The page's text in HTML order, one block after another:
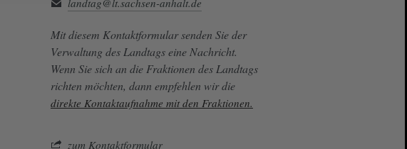
landtag@lt.sachsen-anhalt.de
Mit diesem Kontaktformular senden Sie der
Verwaltung des Landtags eine Nachricht.
Wenn Sie sich an die Fraktionen des Landtags
richten möchten, dann empfehlen wir die
direkte Kontaktaufnahme mit den Fraktionen.
zum Kontaktformular